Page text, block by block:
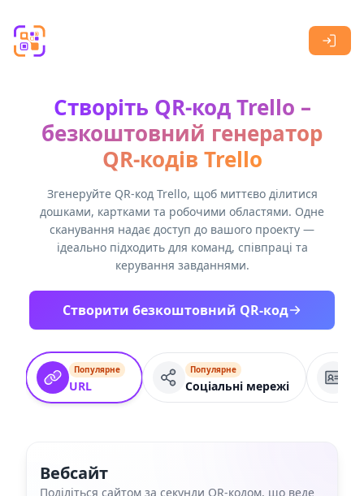
Створіть QR-код Trello –
безкоштовний генератор
QR-кодів Trello
Згенеруйте QR-код Trello, щоб миттєво ділитися
дошками, картками та робочими областями. Одне
сканування надає доступ до вашого проекту —
ідеально підходить для команд, співпраці та
керування завданнями.
Створити безкоштовний QR-код
Популярне
URL
Популярне
Соціальні мережі
Вебсайт
Поділіться сайтом за секунди QR‑кодом, що веде